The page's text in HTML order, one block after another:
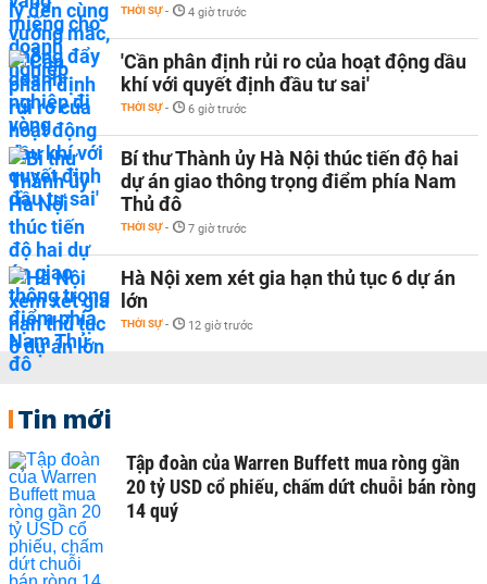
THỜI SỰ - 4 giờ trước
'Cần phân định rủi ro của hoạt động dầu
khí với quyết định đầu tư sai'
THỜI SỰ - 6 giờ trước
Bí thư Thành ủy Hà Nội thúc tiến độ hai
dự án giao thông trọng điểm phía Nam
Thủ đô
THỜI SỰ - 7 giờ trước
Hà Nội xem xét gia hạn thủ tục 6 dự án
lớn
THỜI SỰ - 12 giờ trước
Tin mới
Tập đoàn của Warren Buffett mua ròng gần
20 tỷ USD cổ phiếu, chấm dứt chuỗi bán ròng
14 quý